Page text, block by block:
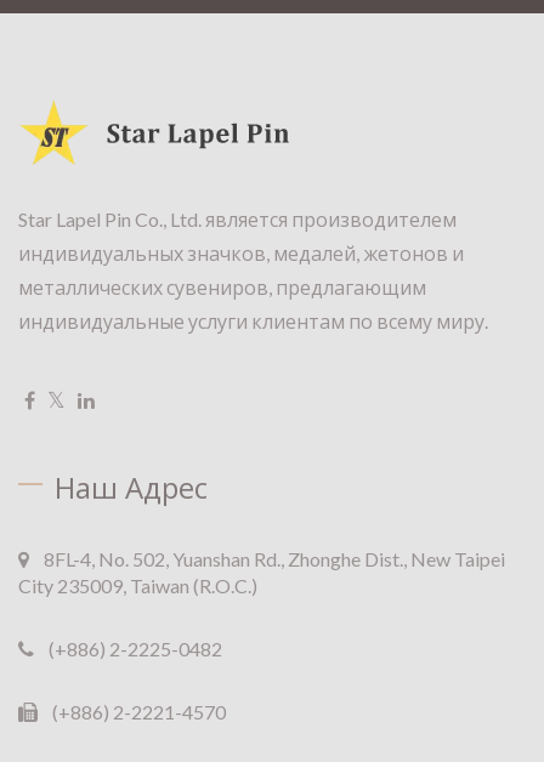
Star Lapel Pin Co., Ltd. является производителем
индивидуальных значков, медалей, жетонов и
металлических сувениров, предлагающим
индивидуальные услуги клиентам по всему миру.
Наш Адрес
8FL-4, No. 502, Yuanshan Rd., Zhonghe Dist., New Taipei
City 235009, Taiwan (R.O.C.)
(+886) 2-2225-0482
(+886) 2-2221-4570